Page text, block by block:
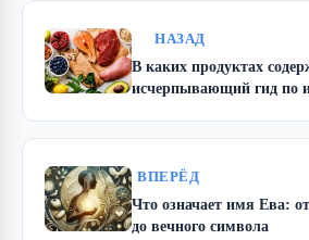
НАЗАД
В каких продуктах
исчерпывающий гид по
ВПЕРЁД
Что означает имя Ева:
до вечного символа